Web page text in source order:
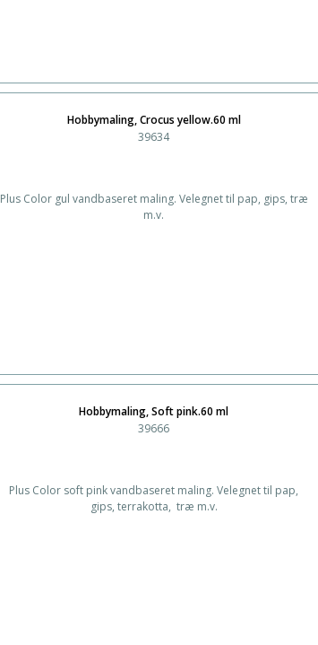
Hobbymaling, Crocus yellow.60 ml
39634
Plus Color gul vandbaseret maling. Velegnet til pap, gips, træ
m.v.
Hobbymaling, Soft pink.60 ml
39666
Plus Color soft pink vandbaseret maling. Velegnet til pap,
gips, terrakotta, træ m.v.